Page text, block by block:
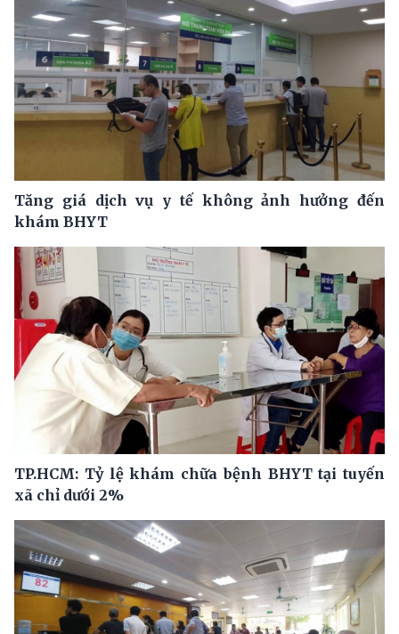
Tăng giá dịch vụ y tế không ảnh hưởng đến
khám BHYT
TP.HCM: Tỷ lệ khám chữa bệnh BHYT tại tuyến
xã chỉ dưới 2%